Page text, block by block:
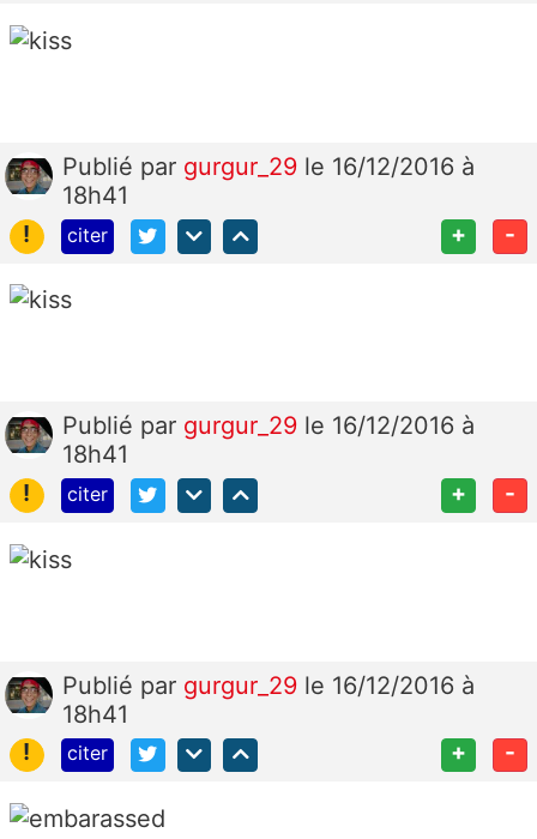
Publié par gurgur_29 le 16/12/2016 à
18h41
!
citer + -
Publié par gurgur_29 le 16/12/2016 à
18h41
!
citer + -
Publié par gurgur_29 le 16/12/2016 à
18h41
!
citer + -